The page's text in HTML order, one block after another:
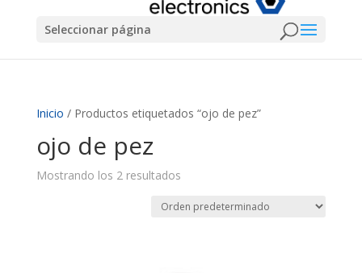
Seleccionar página
Inicio / Productos etiquetados “ojo de pez”
ojo de pez
Mostrando los 2 resultados